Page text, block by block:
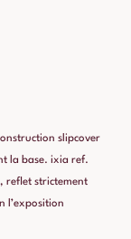
slipcover
la base. ixia ref.
reflet strictement
l’exposition